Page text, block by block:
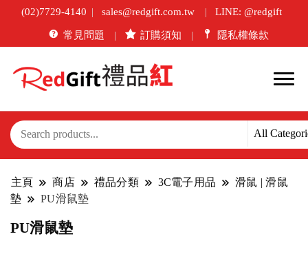
(02)7729-4140 sales@redgift.com.tw LINE: @redgift
常見問題 訂購須知 隱私權條款
主頁 商店 禮品分類 3C電子用品
滑鼠 | 滑鼠
墊
PU滑鼠墊
PU滑鼠墊